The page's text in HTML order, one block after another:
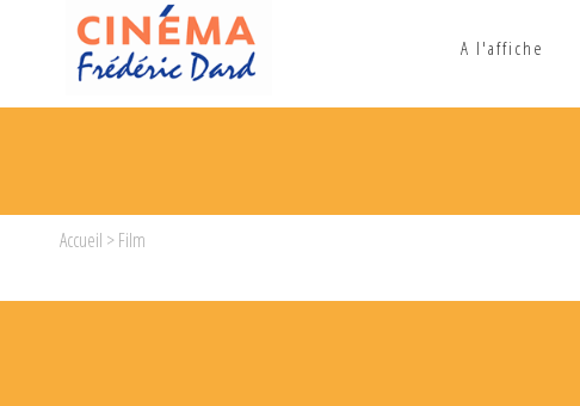
A l'affiche
Accueil > Film